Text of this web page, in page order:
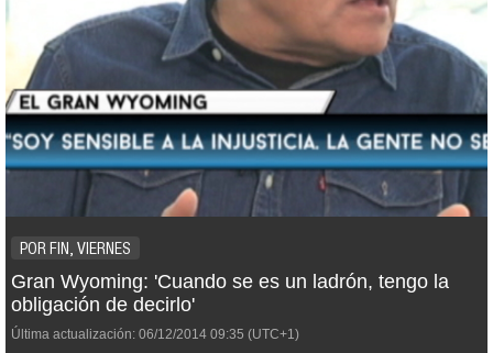
POR FIN, VIERNES
Gran Wyoming: 'Cuando se es un ladrón, tengo la
obligación de decirlo'
Última actualización: 06/12/2014 09:35 (UTC+1)